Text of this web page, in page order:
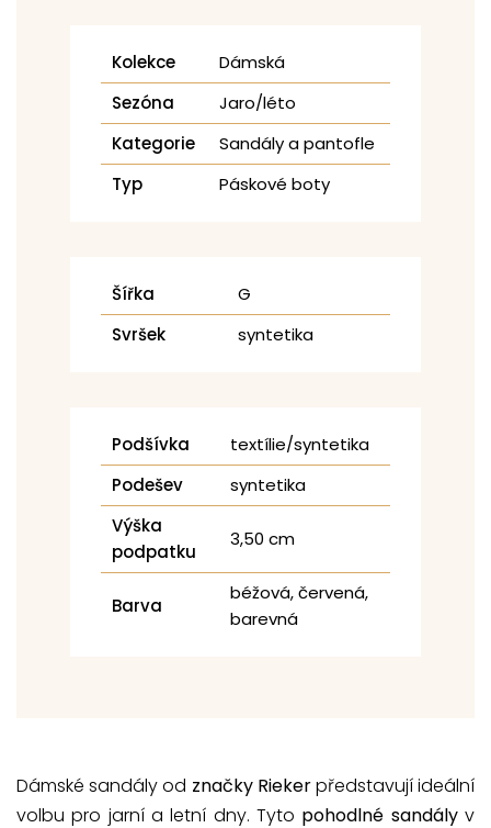
Kolekce
Dámská
Sezóna
Jaro/léto
Kategorie
Sandály a pantofle
Typ
Páskové boty
Šířka
G
Svršek
syntetika
Podšívka
textílie/syntetika
Podešev
syntetika
Výška
podpatku
3,50 cm
Barva
béžová, červená,
barevná
Dámské sandály od značky Riekerpředstavují ideální
volbu pro jarní a letní dny. Tyto pohodlné sandályv